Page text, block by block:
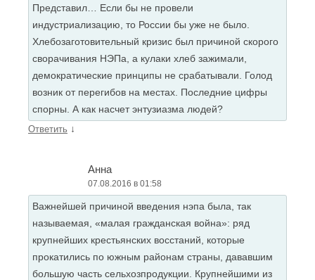
Представил… Если бы не провели
индустриализацию, то России бы уже не было.
Хлебозаготовительный кризис был причиной скорого
сворачивания НЭПа, а кулаки хлеб зажимали,
демократические принципы не срабатывали. Голод
возник от перегибов на местах. Последние цифры
спорны. А как насчет энтузиазма людей?
Ответить ↓
Анна
07.08.2016 в 01:58
Важнейшей причиной введения нэпа была, так
называемая, «малая гражданская война»: ряд
крупнейших крестьянских восстаний, которые
прокатились по южным районам страны, дававшим
большую часть сельхозпродукции. Крупнейшими из